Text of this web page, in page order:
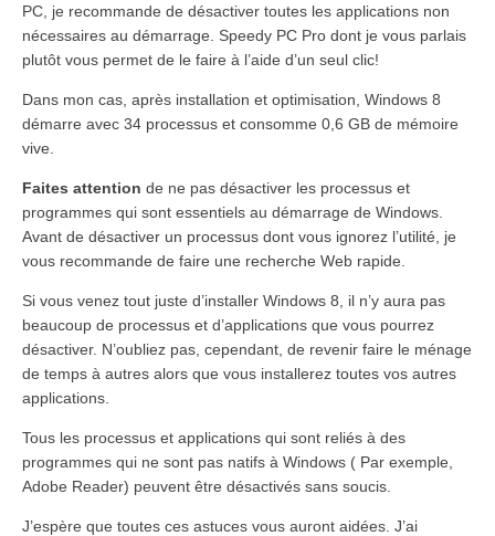
PC, je recommande de désactiver toutes les applications non
nécessaires au démarrage. Speedy PC Pro dont je vous parlais
plutôt vous permet de le faire à l’aide d’un seul clic!
Dans mon cas, après installation et optimisation, Windows 8
démarre avec 34 processus et consomme 0,6 GB de mémoire
vive.
Faites attention de ne pas désactiver les processus et
programmes qui sont essentiels au démarrage de Windows.
Avant de désactiver un processus dont vous ignorez l’utilité, je
vous recommande de faire une recherche Web rapide.
Si vous venez tout juste d’installer Windows 8, il n’y aura pas
beaucoup de processus et d’applications que vous pourrez
désactiver. N’oubliez pas, cependant, de revenir faire le ménage
de temps à autres alors que vous installerez toutes vos autres
applications.
Tous les processus et applications qui sont reliés à des
programmes qui ne sont pas natifs à Windows ( Par exemple,
Adobe Reader) peuvent être désactivés sans soucis.
J’espère que toutes ces astuces vous auront aidées. J’ai